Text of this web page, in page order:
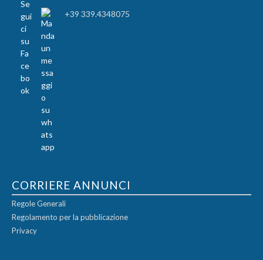
+39 339.4348075
CORRIERE ANNUNCI
Regole Generali
Regolamento per la pubblicazione
Privacy